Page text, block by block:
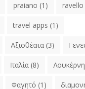
praiano (1) ravello
travel apps (1)
Αξιοθέατα (3)
Ιταλία (8) Λουκέρνη
Φαγητό (1)